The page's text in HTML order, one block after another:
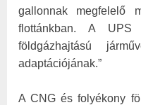
gallonnak megfelelő
flottánkban. A
földgázhajtású
adaptációjának.”
A CNG és folyékony